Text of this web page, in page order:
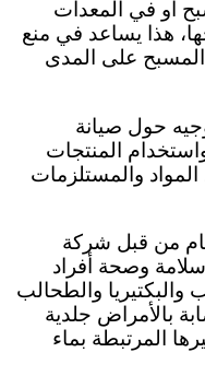
أو في المعدات
هذا يساعد في منع
على المدى
حول صيانة
المنتجات
المواد والمستلزمات
من قبل شركة
وصحة أفراد
والبكتيريا والطحالب
بالأمراض جلدية
المرتبطة بماء